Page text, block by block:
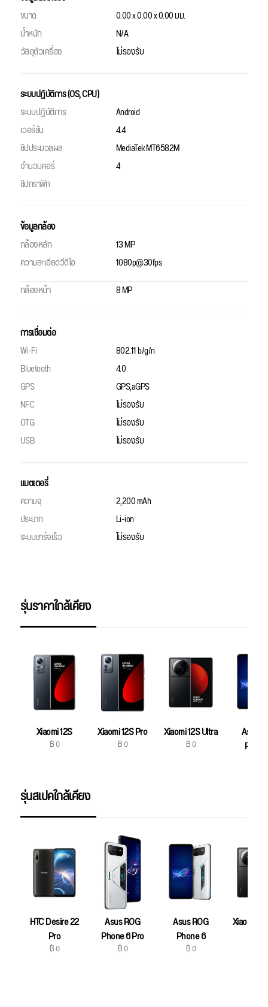
ขนาด
0.00 x 0.00 x 0.00 มม.
น้ำหนัก
N/A
วัสดุตัวเครื่อง
ไม่รองรับ
ระบบปฏิบัติการ (OS, CPU)
ระบบปฏิบัติการ
Android
เวอร์ชัน
4.4
ชิปประมวลผล
MediaTek MT6582M
จำนวนคอร์
4
ชิปกราฟิก
ข้อมูลกล้อง
กล้องหลัก
13 MP
ความละเอียดวีดีโอ
1080p@30fps
กล้องหน้า
8 MP
การเชื่อมต่อ
Wi-Fi
802.11 b/g/n
Bluetooth
4.0
GPS
GPS,aGPS
NFC
ไม่รองรับ
OTG
ไม่รองรับ
USB
ไม่รองรับ
แบตเตอรี่
ความจุ
2,200 mAh
ประเภท
Li-ion
ระบบชาร์จเร็ว
ไม่รองรับ
รุ่นราคาใกล้เคียง
Xiaomi 12S
฿ 0
Xiaomi 12S Pro
฿ 0
Xiaomi 12S Ultra
฿ 0
Asus
รุ่นสเปคใกล้เคียง
HTC Desire 22
Pro
฿ 0
Asus ROG
Phone 6 Pro
฿ 0
Asus ROG
Phone 6
฿ 0
Xiaomi